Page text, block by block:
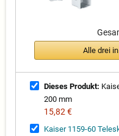
Alle drei
Dieses Produkt:
200 mm
15,82 €
Kaiser 1159-60